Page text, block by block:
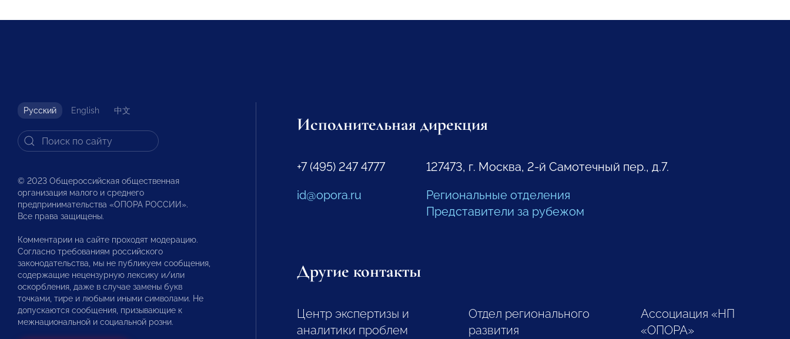
Русский English 中文
© 2023 Общероссийская общественная
организация малого и среднего
предпринимательства «ОПОРА РОССИИ».
Все права защищены.
Комментарии на сайте проходят модерацию.
Согласно требованиям российского
законодательства, мы не публикуем сообщения,
содержащие нецензурную лексику и/или
оскорбления, даже в случае замены букв
точками, тире и любыми иными символами. Не
допускаются сообщения, призывающие к
межнациональной и социальной розни.
Исполнительная дирекция
+7 (495) 247 4777
id@opora.ru
127473, г. Москва, 2-й Самотечный пер., д.7.
Региональные отделения
Представители за рубежом
Другие контакты
Центр экспертизы и
аналитики проблем
Отдел регионального
развития
Ассоциация «НП
«ОПОРА»